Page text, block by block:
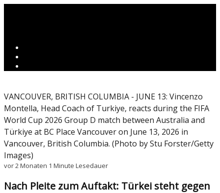
VANCOUVER, BRITISH COLUMBIA - JUNE 13: Vincenzo
Montella, Head Coach of Turkiye, reacts during the FIFA
World Cup 2026 Group D match between Australia and
Türkiye at BC Place Vancouver on June 13, 2026 in
Vancouver, British Columbia. (Photo by Stu Forster/Getty
Images)
vor 2 Monaten 1 Minute Lesedauer
Nach Pleite zum Auftakt: Türkei steht gegen